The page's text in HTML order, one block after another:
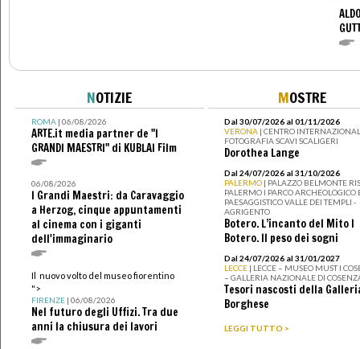
NOTIZIE
ROMA| 06/08/2026
ARTE.it media partner de "I
GRANDI MAESTRI" di KUBLAI Film
06/08/2026
I Grandi Maestri: da Caravaggio
a Herzog, cinque appuntamenti
al cinema con i giganti
dell'immaginario
Il nuovo volto del museo fiorentino
">
FIRENZE| 06/08/2026
Nel futuro degli Uffizi. Tra due
anni la chiusura dei lavori
MOSTRE
Dal 30/07/2026 al 01/11/2026
VERONA | CENTRO
FOTOGRAFIA SCAVI SCALIGERI
Dorothea Lange
Dal 24/07/2026 al 31/10/2026
PALERMO | PALAZZO BELMONTE
PALERMO I PARCO ARCHEOLOGICO
PAESAGGISTICO VALLE DEI TEMPLI -
AGRIGENTO
Botero. L’incanto del Mito I
Botero. Il peso dei sogni
Dal 24/07/2026 al 31/01/2027
LECCE | LECCE – MUSEO MUST I
– GALLERIA NAZIONALE DI
Tesori nascosti della
Borghese
LEGGI TUTTO >